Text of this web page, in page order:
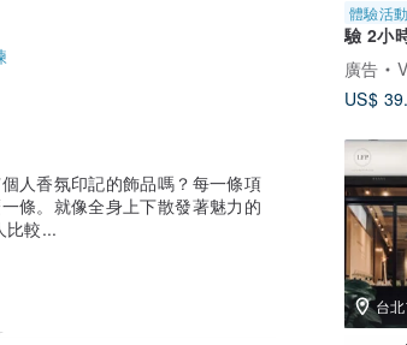
體驗活動
驗 2小
可 手作
廣告
US$
台
人香氛印記的飾品嗎？每一條項
條。就像全身上下散發著魅力的
比較...